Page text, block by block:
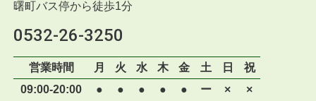
曙町バス停から徒歩1分
0532-26-3250
営業時間 月 火 水 木 金 土 日
祝
09:00-20:00
● ● ● ● ● ー ×
×